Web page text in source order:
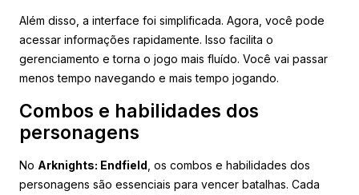
Além disso, a interface foi simplificada. Agora, você pode
acessar informações rapidamente. Isso facilita o
gerenciamento e torna o jogo mais fluído. Você vai passar
menos tempo navegando e mais tempo jogando.
Combos e habilidades dos
personagens
No Arknights: Endfield , os combos e habilidades dos
personagens são essenciais para vencer batalhas. Cada